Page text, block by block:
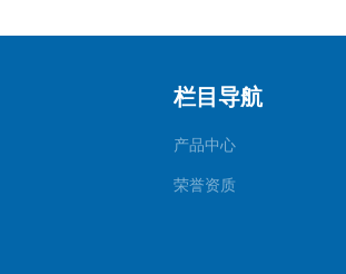
栏目导航
产品中心
荣誉资质